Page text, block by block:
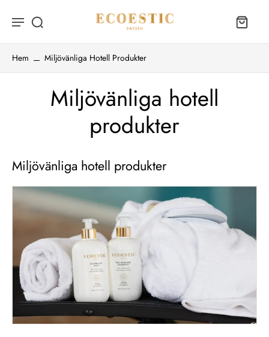
Hem Miljövänliga Hotell Produkter
Miljövänliga hotell
produkter
Miljövänliga hotell produkter